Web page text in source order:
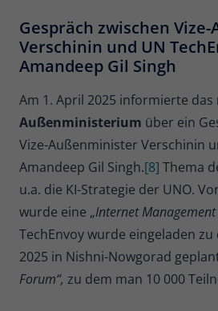
Gespräch zwischen
Verschinin und UN
Amandeep Gil Singh
Am 1. April 2025 informierte das
Außenministerium über ein
Vize-Außenminister Verschinin
Amandeep Gil Singh.[8] Thema
u.a. die KI-Strategie der UNO.
wurde eine „Internet
TechEnvoy wurde eingeladen
2025 in Nishni-Nowgorad
Forum“, zu dem man 10 000